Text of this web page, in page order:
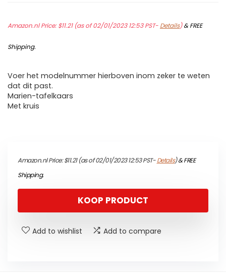
Amazon.nl Price:$11.21(as of 02/01/2023 12:53 PST- Details)&FREE
Shipping.
Voer het modelnummer hierboven inom zeker te weten
dat dit past.
Marien-tafelkaars
Met kruis
Amazon.nl Price:$11.21(as of 02/01/2023 12:53 PST-Details)&FREE
Shipping.
KOOP PRODUCT
Add to wishlist Add to compare